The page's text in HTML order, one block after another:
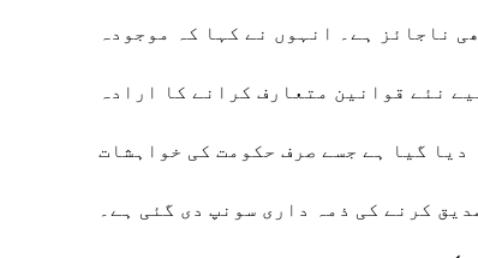
ناجائز ہے۔ انہوں نے کہا کہ موجودہ
نئے قوانین متعارف کرانے کا ارادہ
دیا گیا ہے جسے صرف حکومت کی خواہشات
کرنے کی ذمہ داری سونپ دی گئی ہے۔